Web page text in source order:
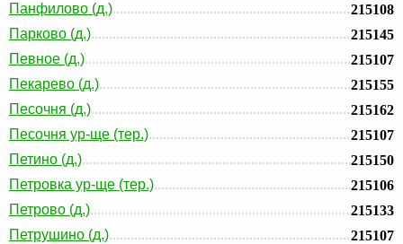
Панфилово (д.)
215108
Парково (д.)
215145
Певное (д.)
215107
Пекарево (д.)
215155
Песочня (д.)
215162
Песочня ур-ще (тер.)
215107
Петино (д.)
215150
Петровка ур-ще (тер.)
215106
Петрово (д.)
215133
Петрушино (д.)
215107